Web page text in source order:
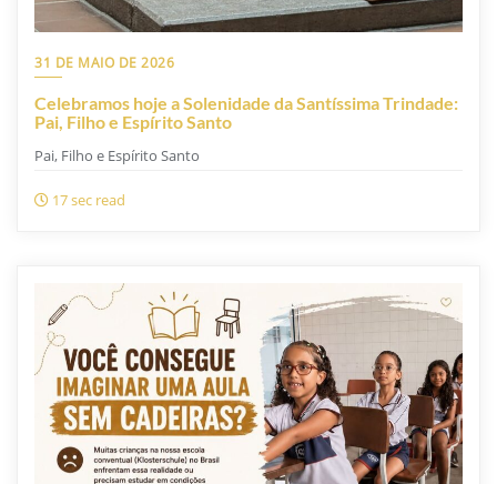
31 DE MAIO DE 2026
Celebramos hoje a Solenidade da Santíssima Trindade:
Pai, Filho e Espírito Santo
Pai, Filho e Espírito Santo
17 sec read